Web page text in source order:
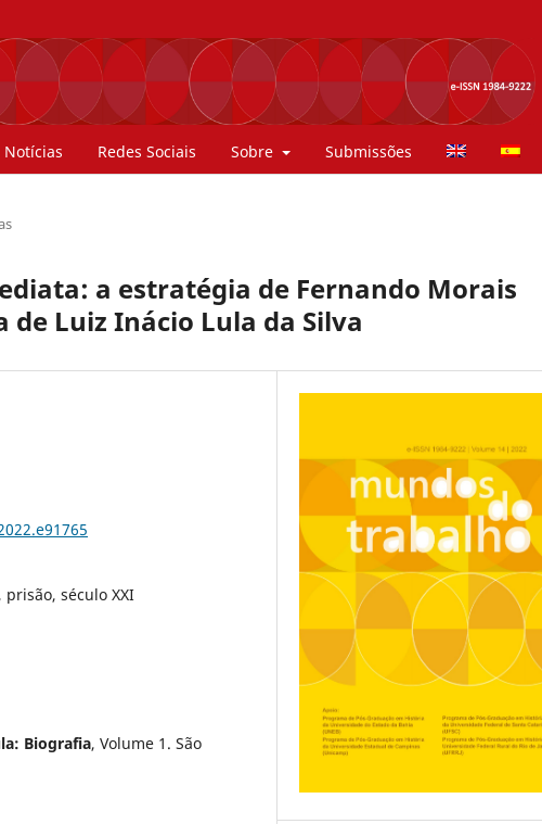
Notícias Redes Sociais Sobre Submissões
a estratégia de Fernando Morais
Luiz Inácio Lula da Silva
século XXI
Biografia, Volume 1. São